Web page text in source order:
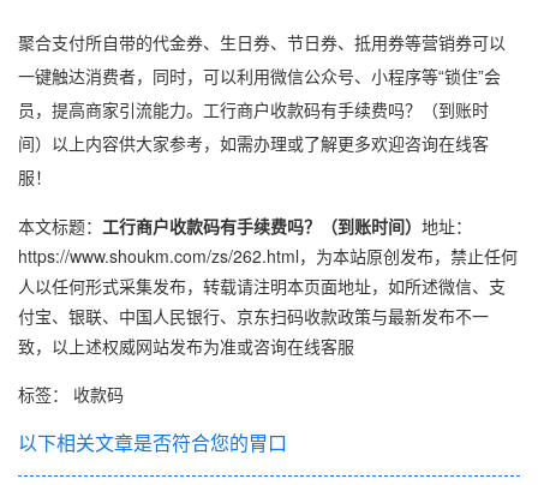
聚合支付所自带的代金券、生日券、节日券、抵用券等营销券可以
一键触达消费者，同时，可以利用微信公众号、小程序等“锁住”会
员，提高商家引流能力。工行商户收款码有手续费吗？（到账时
间）以上内容供大家参考，如需办理或了解更多欢迎咨询在线客
服！
本文标题： 工行商户收款码有手续费吗？（到账时间） 地址：
https://www.shoukm.com/zs/262.html，为本站原创发布，禁止任何
人以任何形式采集发布，转载请注明本页面地址，如所述微信、 支
付宝、 银联、 中国人民银行、 京东扫码收款政策与最新发布不一
致，以上述权威网站发布为准或咨询在线客服
标签： 收款码
以下相关文章是否符合您的胃口